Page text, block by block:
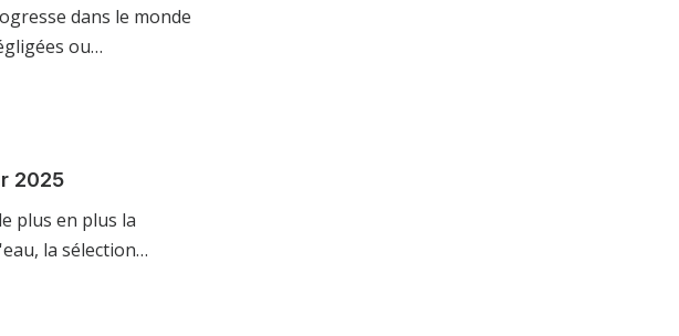
dans le monde
ou…
2025
plus en plus la
la sélection…